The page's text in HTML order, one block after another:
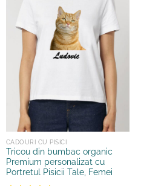
CADOURI CU PISICI
Tricou din bumbac organic
Premium personalizat cu
Portretul Pisicii Tale, Femei